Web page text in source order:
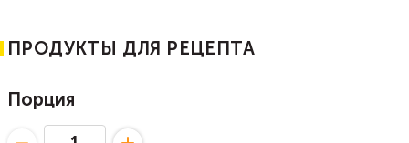
ПРОДУКТЫ ДЛЯ РЕЦЕПТА
Порция